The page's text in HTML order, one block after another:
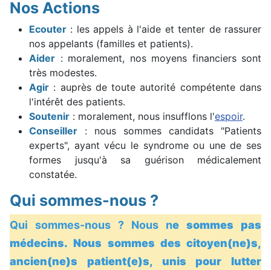
Nos Actions
Ecouter : les appels à l'aide et tenter de rassurer
nos appelants (familles et patients).
Aider : moralement, nos moyens financiers sont
très modestes.
Agir : auprès de toute autorité compétente dans
l'intérêt des patients.
Soutenir : moralement, nous insufflons l'espoir.
Conseiller : nous sommes candidats "Patients
experts", ayant vécu le syndrome ou une de ses
formes jusqu'à sa guérison médicalement
constatée.
Qui sommes-nous ?
Qui sommes-nous ? Nous ne sommes pas
médecins.Nous sommes des citoyen(ne)s,
ancien(ne)s patient(e)s, unis pour lutter